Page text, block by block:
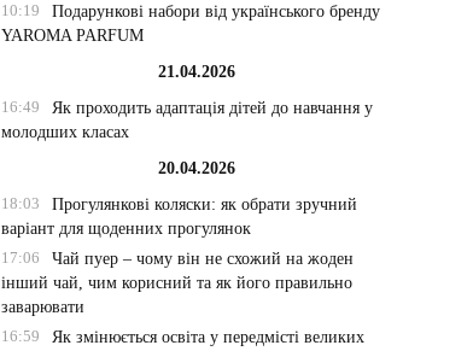
10:19
Подарункові набори від українського бренду
YAROMA PARFUM
21.04.2026
16:49
Як проходить адаптація дітей до навчання у
молодших класах
20.04.2026
18:03
Прогулянкові коляски: як обрати зручний
варіант для щоденних прогулянок
17:06
Чай пуер – чому він не схожий на жоден
інший чай, чим корисний та як його правильно
заварювати
16:59
Як змінюється освіта у передмісті великих